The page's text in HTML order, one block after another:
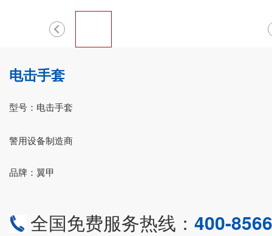
电击手套
型号：电击手套
警用设备制造商
品牌：翼甲
全国免费服务热线： 400-